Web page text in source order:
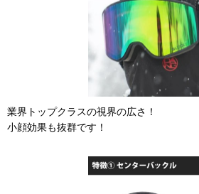
業界トップクラスの視界の広さ！
小顔効果も抜群です！